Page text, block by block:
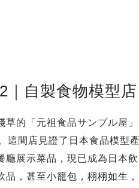
｜自製食物模型店
草的「元祖食品サンプル屋
這間店見證了日本食品模型
廳展示菜品，現已成為日本
品，甚至小籠包，栩栩如生